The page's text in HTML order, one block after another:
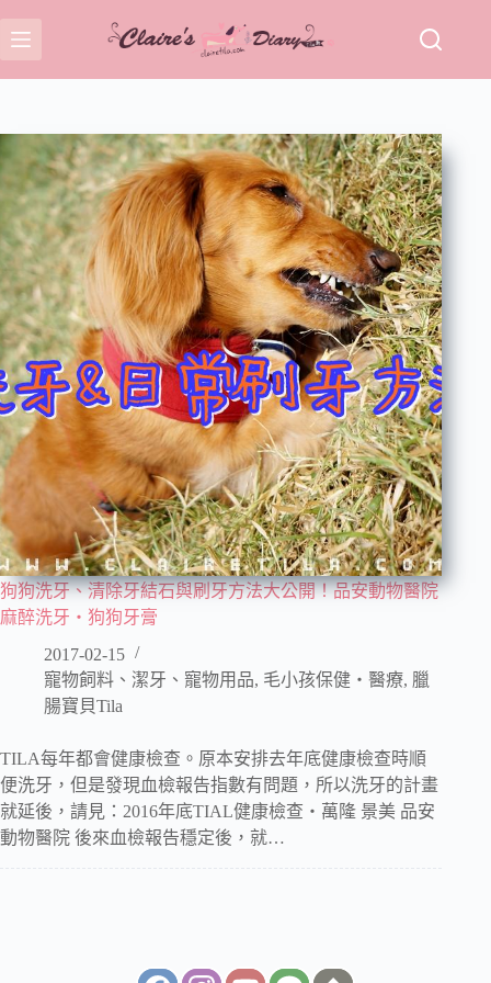
至
主
狗狗洗牙、清除牙結石與刷牙方法大公開！品安動物醫院
麻醉洗牙‧狗狗牙膏
2017-02-15
寵物飼料、潔牙、寵物用品, 毛小孩保健‧醫療, 臘
腸寶貝Tila
TILA每年都會健康檢查。原本安排去年底健康檢查時順
便洗牙，但是發現血檢報告指數有問題，所以洗牙的計畫
就延後，請見：2016年底TIAL健康檢查‧萬隆 景美 品安
動物醫院 後來血檢報告穩定後，就…